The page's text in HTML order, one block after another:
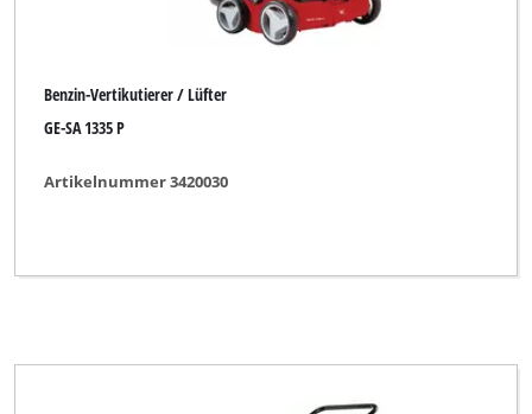
Benzin-Vertikutierer / Lüfter
GE-SA 1335 P
Artikelnummer 3420030